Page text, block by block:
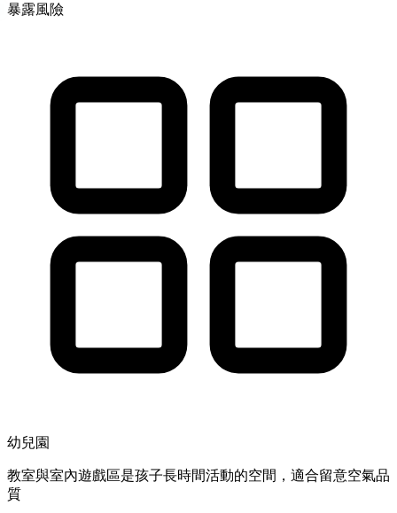
暴露風險
幼兒園
教室與室內遊戲區是孩子長時間活動的空間，適合留意空氣品
質